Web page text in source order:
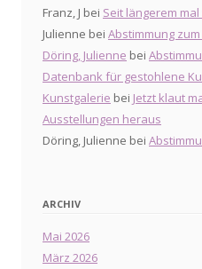
Franz, J bei Seit längerem
Julienne bei Abstimmung
Döring, Julienne bei
Datenbank für gestohlene
Kunstgalerie bei Jetzt klaut
Ausstellungen heraus
Döring, Julienne bei
ARCHIV
Mai 2026
März 2026